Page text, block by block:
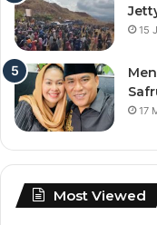
15
17
Most Viewed